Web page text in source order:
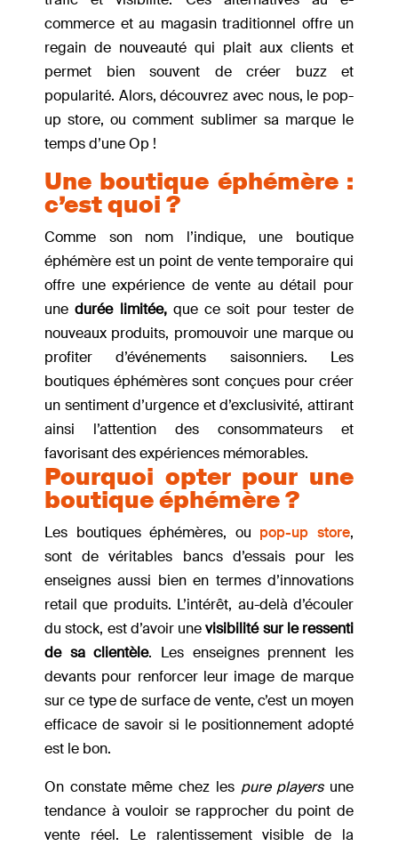
commerce et au magasin traditionnel offre un
regain de nouveauté qui plait aux clients et
permet bien souvent de créer buzz et
popularité. Alors, découvrez avec nous, le pop-
up store, ou comment sublimer sa marque le
temps d’une Op !
Une boutique éphémère :
c’est quoi ?
Comme son nom l’indique, une boutique
éphémère est un point de vente temporaire qui
offre une expérience de vente au détail pour
une durée limitée, que ce soit pour tester de
nouveaux produits, promouvoir une marque ou
profiter d’événements saisonniers. Les
boutiques éphémères sont conçues pour créer
un sentiment d’urgence et d’exclusivité, attirant
ainsi l’attention des consommateurs et
favorisant des expériences mémorables.
Pourquoi opter pour une
boutique éphémère ?
Les boutiques éphémères, ou pop-up store,
sont de véritables bancs d’essais pour les
enseignes aussi bien en termes d’innovations
retail que produits. L’intérêt, au-delà d’écouler
du stock, est d’avoir unevisibilité sur le ressenti
de sa clientèle. Les enseignes prennent les
devants pour renforcer leur image de marque
sur ce type de surface de vente, c’est un moyen
efficace de savoir si le positionnement adopté
est le bon.
On constate même chez lespure playersune
tendance à vouloir se rapprocher du point de
vente réel. Le ralentissement visible de la